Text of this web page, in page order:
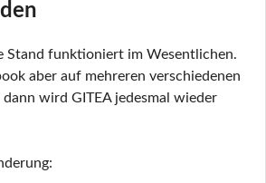
Stand funktioniert im Wesentlichen.
aber auf mehreren verschiedenen
dann wird GITEA jedesmal wieder